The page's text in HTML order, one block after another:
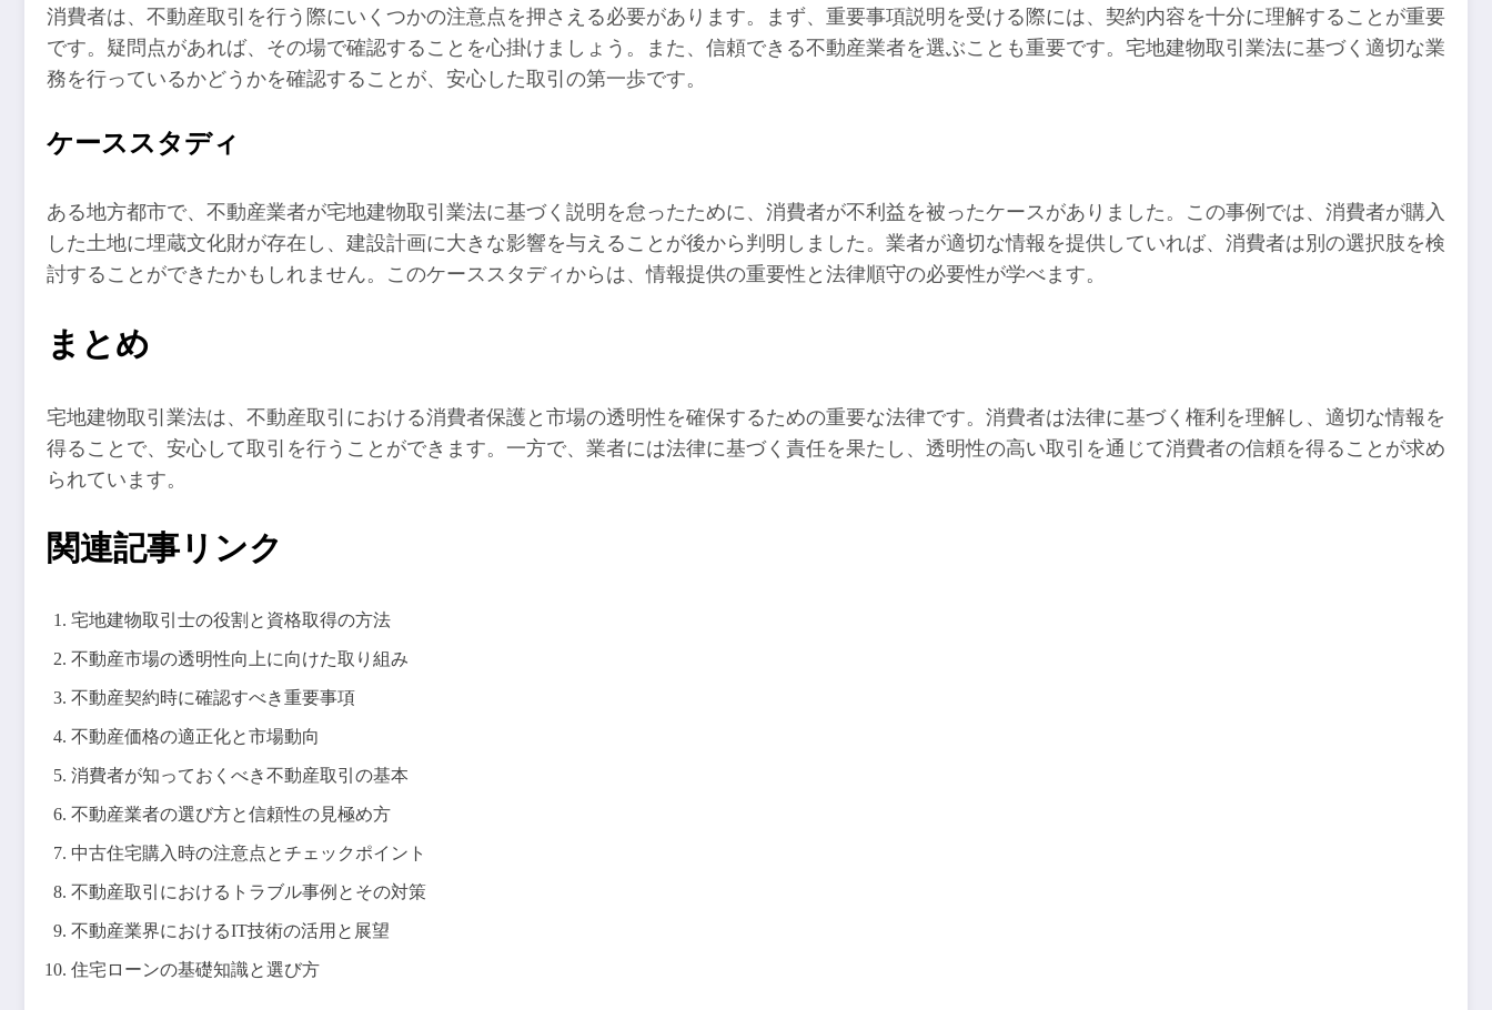
消費者は、不動産取引を行う際にいくつかの注意点を押さえる必要があります。まず、重要事項説明を受ける際には、契約内容を十分に理解することが重要
です。疑問点があれば、その場で確認することを心掛けましょう。また、信頼できる不動産業者を選ぶことも重要です。宅地建物取引業法に基づく適切な業
務を行っているかどうかを確認することが、安心した取引の第一歩です。
ケーススタディ
ある地方都市で、不動産業者が宅地建物取引業法に基づく説明を怠ったために、消費者が不利益を被ったケースがありました。この事例では、消費者が購入
した土地に埋蔵文化財が存在し、建設計画に大きな影響を与えることが後から判明しました。業者が適切な情報を提供していれば、消費者は別の選択肢を検
討することができたかもしれません。このケーススタディからは、情報提供の重要性と法律順守の必要性が学べます。
まとめ
宅地建物取引業法は、不動産取引における消費者保護と市場の透明性を確保するための重要な法律です。消費者は法律に基づく権利を理解し、適切な情報を
得ることで、安心して取引を行うことができます。一方で、業者には法律に基づく責任を果たし、透明性の高い取引を通じて消費者の信頼を得ることが求め
られています。
関連記事リンク
宅地建物取引士の役割と資格取得の方法
不動産市場の透明性向上に向けた取り組み
不動産契約時に確認すべき重要事項
不動産価格の適正化と市場動向
消費者が知っておくべき不動産取引の基本
不動産業者の選び方と信頼性の見極め方
中古住宅購入時の注意点とチェックポイント
不動産取引におけるトラブル事例とその対策
不動産業界におけるIT技術の活用と展望
住宅ローンの基礎知識と選び方